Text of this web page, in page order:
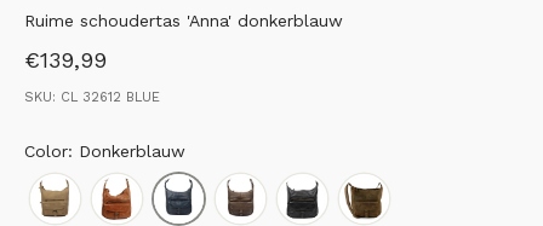
Ruime schoudertas 'Anna' donkerblauw
Aanbiedingsprijs
€139,99
SKU: CL 32612 BLUE
Color: Donkerblauw